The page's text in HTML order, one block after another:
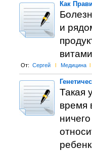
Как
и
От: Сергей l Медицина l
Такая
время